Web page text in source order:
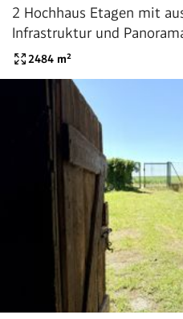
2 Hochhaus Etagen mit
Infrastruktur und
2484 m²